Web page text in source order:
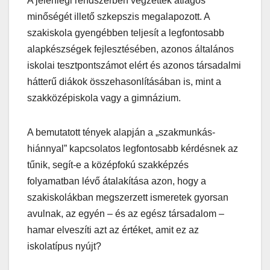
minőségét illető szkepszis megalapozott. A
szakiskola gyengébben teljesít a legfontosabb
alapkészségek fejlesztésében, azonos általános
iskolai tesztpontszámot elért és azonos társadalmi
hátterű diákok összehasonlításában is, mint a
szakközépiskola vagy a gimnázium.
A bemutatott tények alapján a „szakmunkás-
hiánnyal” kapcsolatos legfontosabb kérdésnek az
tűnik, segít-e a középfokú szakképzés
folyamatban lévő átalakítása azon, hogy a
szakiskolákban megszerzett ismeretek gyorsan
avulnak, az egyén – és az egész társadalom –
hamar elveszíti azt az értéket, amit ez az
iskolatípus nyújt?